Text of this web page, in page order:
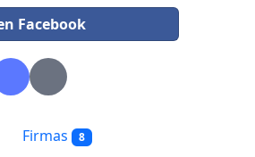
Facebook
Firmas 8